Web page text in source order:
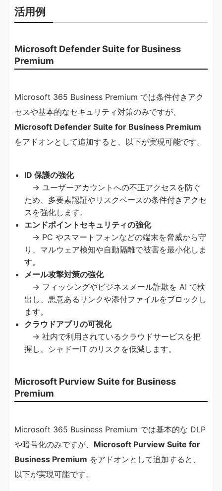
活用例
Microsoft Defender Suite for Business
Premium
Microsoft 365 Business Premium では条件付きアク
セスや基本的なセキュリティ対策のみですが、
Microsoft Defender Suite for Business Premium
をアドオンとして追加すると、以下が実現可能です。
ID 保護の強化
→ ユーザーアカウントへの不正アクセスを防ぐ
ため、多要素認証やリスクベースの条件付きアクセ
スを強化します。
エンドポイントセキュリティの強化
→ PC やスマートフォンなどの端末を脅威から守
り、マルウェア検知や自動隔離で被害を最小化しま
す。
メール攻撃対策の強化
→ フィッシングやビジネスメール詐欺を AI で検
出し、悪意あるリンクや添付ファイルをブロックし
ます。
クラウドアプリの可視化
→ 社内で利用されているクラウドサービスを把
握し、シャドーIT のリスクを低減します。
Microsoft Purview Suite for Business
Premium
Microsoft 365 Business Premium では基本的な DLP
や暗号化のみですが、 Microsoft Purview Suite for
Business Premium をアドオンとして追加すると、
以下が実現可能です。